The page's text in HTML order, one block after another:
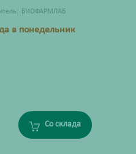
БИОФАРМЛАБ
в понедельник
Со склада